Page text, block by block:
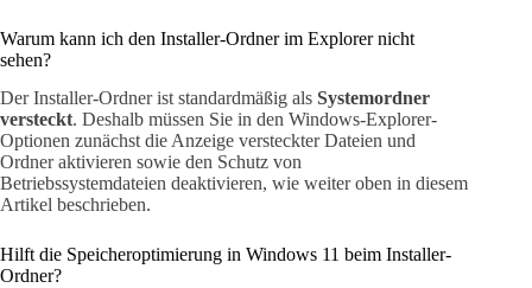
Warum kann ich den Installer-Ordner im Explorer nicht
sehen?
Der Installer-Ordner ist standardmäßig als Systemordner
versteckt. Deshalb müssen Sie in den Windows-Explorer-
Optionen zunächst die Anzeige versteckter Dateien und
Ordner aktivieren sowie den Schutz von
Betriebssystemdateien deaktivieren, wie weiter oben in diesem
Artikel beschrieben.
Hilft die Speicheroptimierung in Windows 11 beim Installer-
Ordner?